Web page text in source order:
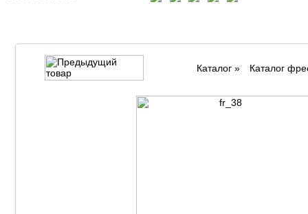
Каталог » Каталог